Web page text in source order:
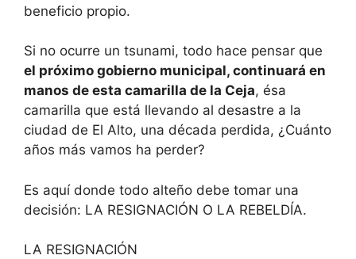
beneficio propio.
Si no ocurre un tsunami, todo hace pensar que
el próximo gobierno municipal, continuará en
manos de esta camarilla de la Ceja, ésa
camarilla que está llevando al desastre a la
ciudad de El Alto, una década perdida, ¿Cuánto
años más vamos ha perder?
Es aquí donde todo alteño debe tomar una
decisión: LA RESIGNACIÓN O LA REBELDÍA.
LA RESIGNACIÓN